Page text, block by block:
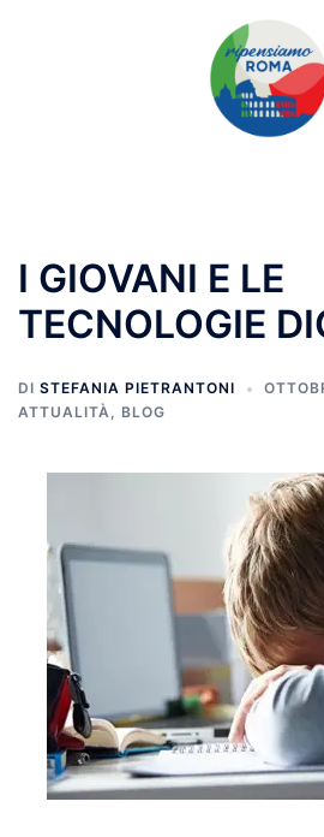
I GIOVANI E LE
TECNOLOGIE
DI STEFANIA PIETRANTONI
ATTUALITÀ, BLOG